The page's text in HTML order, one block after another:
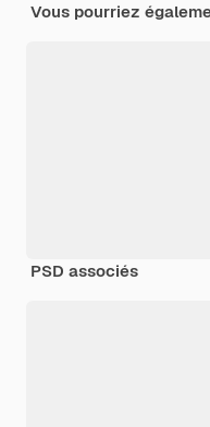
Vous pourriez
PSD associés